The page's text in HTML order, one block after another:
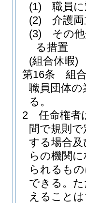
(1)
職員
(2)
介護
(3)
その
る措置
(組合休暇)
第16条
組
職員団体
る。
2
任命権者
間で規則
する場合
らの機関
られるも
できる。
えること